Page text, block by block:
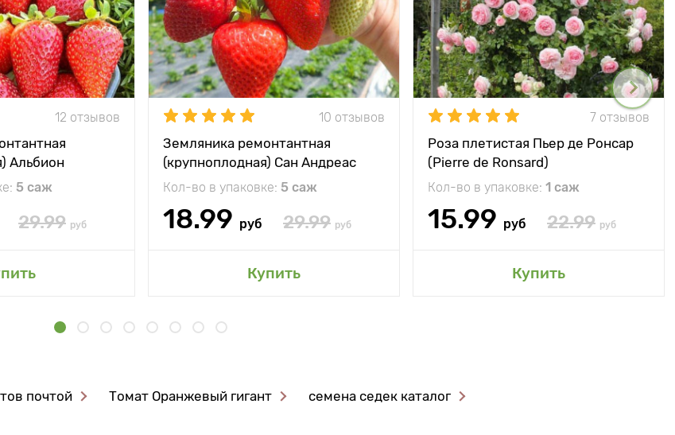
12 отзывов
Альбион
5 саж
29.99 руб
10 отзывов
Земляника ремонтантная
(крупноплодная) Сан Андреас
Кол-во в упаковке: 5 саж
18.99 руб 29.99 руб
Купить
7 отзывов
Роза плетистая Пьер де Ронсар
(Pierre de Ronsard)
Кол-во в упаковке: 1 саж
15.99 руб 22.99 руб
Купить
почтой Томат Оранжевый гигант семена седек каталог